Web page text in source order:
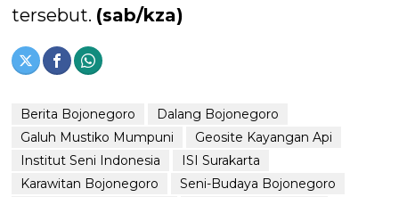
tersebut. (sab/kza)
Berita Bojonegoro
Dalang Bojonegoro
Galuh Mustiko Mumpuni
Geosite Kayangan Api
Institut Seni Indonesia
ISI Surakarta
Karawitan Bojonegoro
Seni-Budaya Bojonegoro